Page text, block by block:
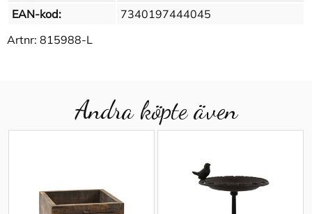
EAN-kod:
7340197444045
Artnr: 815988-L
Andra köpte även